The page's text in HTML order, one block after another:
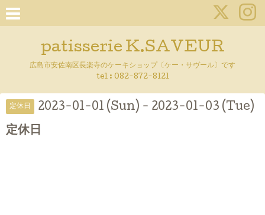
patisserie K.SAVEUR
広島市安佐南区長楽寺のケーキショップ〔ケー・サヴール〕です
tel : 082-872-8121
定休日 2023-01-01 (Sun) - 2023-01-03 (Tue)
定休日